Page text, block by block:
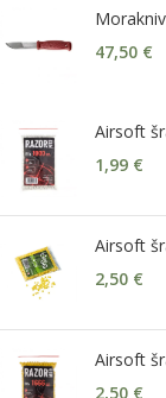
47,50 €
Airsoft
1,99 €
Airsoft
2,50 €
Airsoft
2,50 €